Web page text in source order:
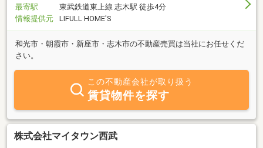
最寄駅
東武鉄道東上線 志木駅 徒歩4分
情報提供元
LIFULL HOME'S
和光市・朝霞市・新座市・志木市の不動産売買は当社にお任せくだ
さい。
この不動産会社が取り扱う
賃貸物件を探す
株式会社マイタウン西武